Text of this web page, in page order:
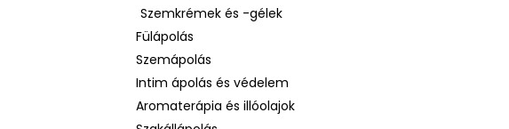
Szemkrémek és -gélek
Fülápolás
Szemápolás
Intim ápolás és védelem
Aromaterápia és illóolajok